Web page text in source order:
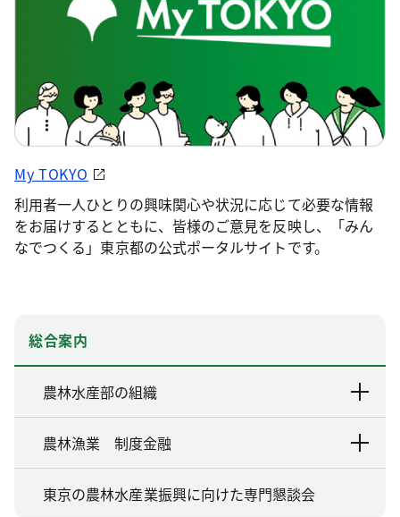
My TOKYO
利用者一人ひとりの興味関心や状況に応じて必要な情報
をお届けするとともに、皆様のご意見を反映し、「みん
なでつくる」東京都の公式ポータルサイトです。
総合案内
農林水産部の組織
農林漁業 制度金融
東京の農林水産業振興に向けた専門懇談会